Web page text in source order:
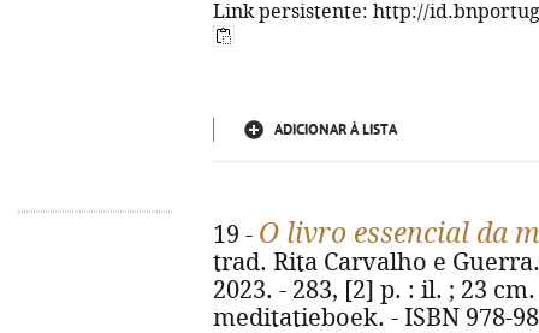
Link persistente: http://
ADICIONAR À LISTA
19 - O livro essencial da
trad. Rita Carvalho e
2023. - 283, [2] p. : il. ; 23
meditatieboek. - ISBN 978-